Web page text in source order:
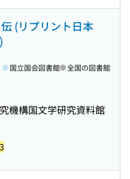
(リプリント日本
機構国文学研究資料館
国立国会図書館 全国の図書館